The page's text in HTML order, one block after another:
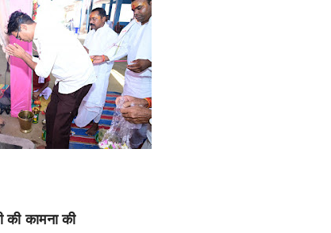
कामना की